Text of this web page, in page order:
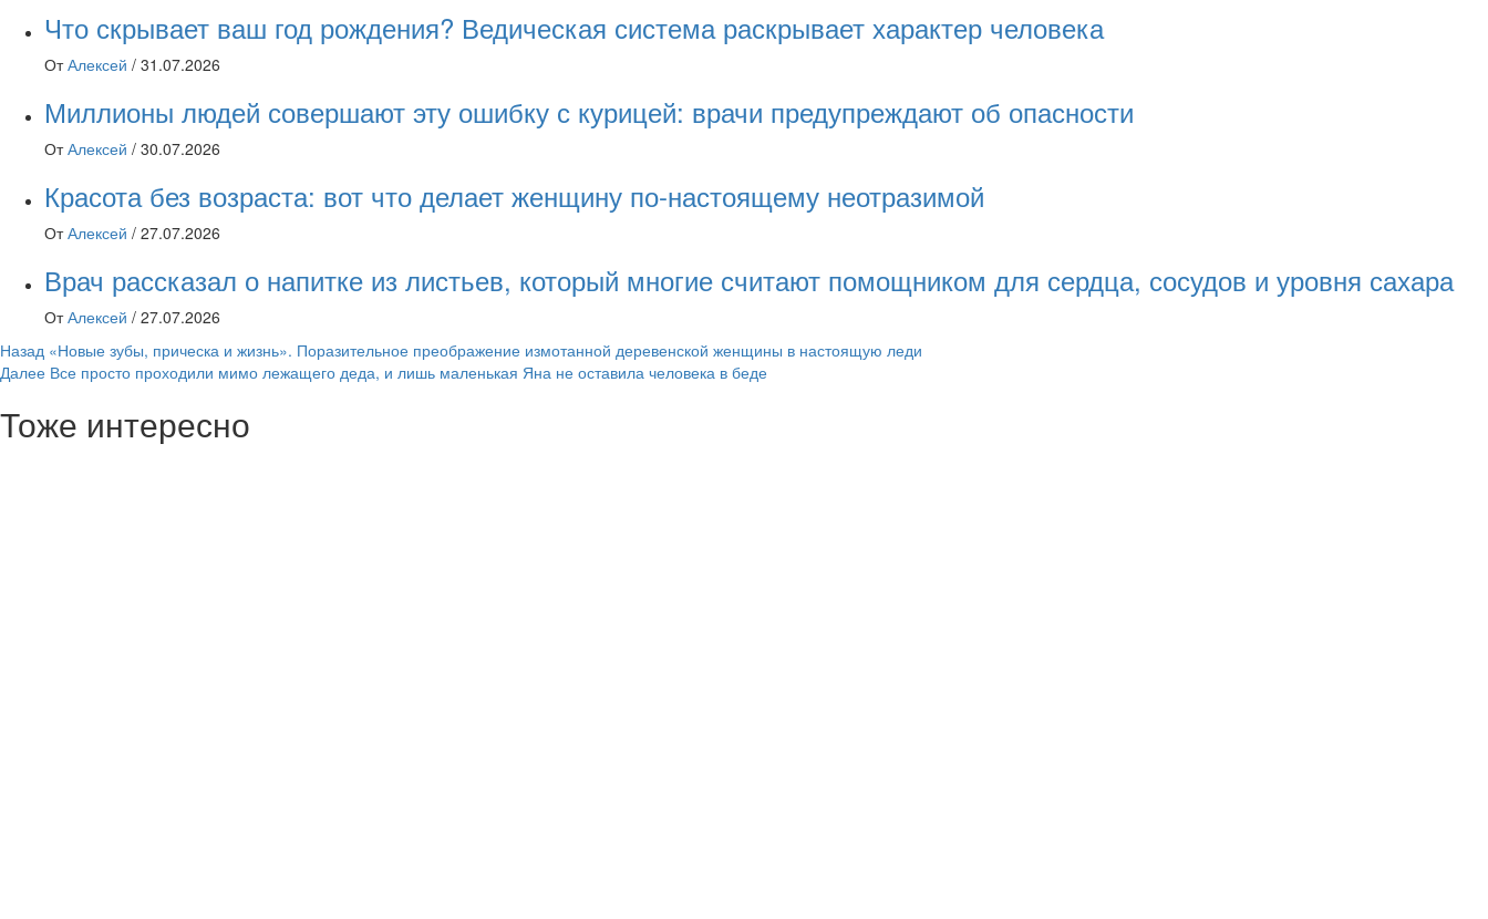
Что скрывает ваш год рождения? Ведическая система раскрывает характер человека
От Алексей / 31.07.2026
Миллионы людей совершают эту ошибку с курицей: врачи предупреждают об опасности
От Алексей / 30.07.2026
Красота без возраста: вот что делает женщину по-настоящему неотразимой
От Алексей / 27.07.2026
Врач рассказал о напитке из листьев, который многие считают помощником для сердца, сосудов и уровня сахара
От Алексей / 27.07.2026
Навигация
записи
Назад «Новые зубы, прическа и жизнь». Поразительное преображение измотанной деревенской женщины в настоящую леди
Далее Все просто проходили мимо лежащего деда, и лишь маленькая Яна не оставила человека в беде
Тоже интересно